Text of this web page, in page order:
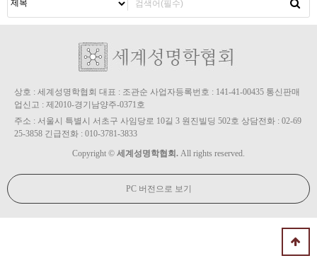
상호 : 세계성명학협회 대표 : 조관순 사업자등록번호 : 141-41-00435 통신판매
업신고 : 제2010-경기남양주-0371호
주소 : 서울시 특별시 서초구 사임당로 10길 3 원진빌딩 502호 상담전화 : 02-69
25-3858 긴급전화 : 010-3781-3833
Copyright © 세계성명학협회. All rights reserved.
PC 버전으로 보기